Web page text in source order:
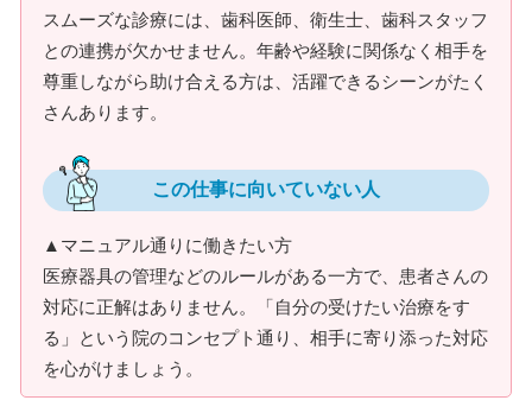
スムーズな診療には、歯科医師、衛生士、歯科スタッフ
との連携が欠かせません。年齢や経験に関係なく相手を
尊重しながら助け合える方は、活躍できるシーンがたく
さんあります。
この仕事に向いていない人
▲マニュアル通りに働きたい方
医療器具の管理などのルールがある一方で、患者さんの
対応に正解はありません。「自分の受けたい治療をす
る」という院のコンセプト通り、相手に寄り添った対応
を心がけましょう。